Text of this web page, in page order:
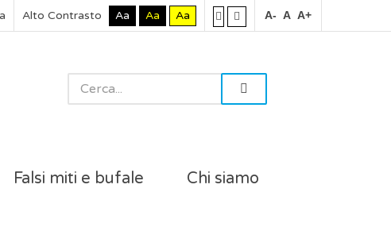
Alto Contrasto Aa Aa Aa A- A A+
Falsi miti e bufale Chi siamo